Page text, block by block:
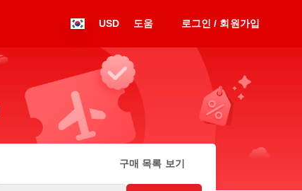
USD 도움 로그인 / 회원가입
구매 목록 보기